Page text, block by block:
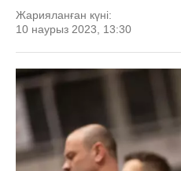
Жарияланған күні:
10 наурыз 2023, 13:30